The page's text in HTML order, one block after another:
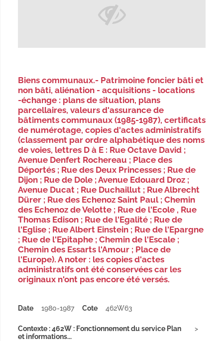
Biens communaux.- Patrimoine foncier bâti et
non bâti, aliénation - acquisitions - locations
-échange : plans de situation, plans
parcellaires, valeurs d'assurance de
bâtiments communaux (1985-1987), certificats
de numérotage, copies d'actes administratifs
(classement par ordre alphabétique des noms
de voies, lettres D à E : Rue Octave David ;
Avenue Denfert Rochereau ; Place des
Déportés ; Rue des Deux Princesses ; Rue de
Dijon ; Rue de Dole ; Avenue Edouard Droz ;
Avenue Ducat ; Rue Duchaillut ; Rue Albrecht
Dürer ; Rue des Echenoz Saint Paul ; Chemin
des Echenoz de Velotte ; Rue de l'Ecole , Rue
Thomas Edison ; Rue de l'Egalité ; Rue de
l'Eglise ; Rue Albert Einstein ; Rue de l'Epargne
; Rue de l'Epitaphe ; Chemin de l'Escale ;
Chemin des Essarts l'Amour ; Place de
l'Europe). A noter : les copies d'actes
administratifs ont été conservées car les
originaux n'ont pas encore été versés.
Date 1980-1987 Cote 462W63
Contexte : 462W : Fonctionnement du service Plan
et informations...